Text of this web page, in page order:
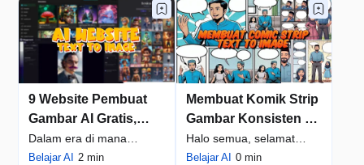
9 Website Pembuat
Gambar AI Gratis,
Selain Bing Image
Creator
Dalam era di mana
kecerdasan buatan
Belajar AI 2 min
Membuat Komik Strip
Gambar Konsisten di
Bing Image Creator
Halo semua, selamat
datang di blog
Belajar AI 0 min